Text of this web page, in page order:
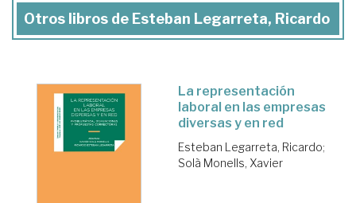
Otros libros de Esteban Legarreta, Ricardo
La representación
laboral en las empresas
diversas y en red
Esteban Legarreta, Ricardo;
Solà Monells, Xavier